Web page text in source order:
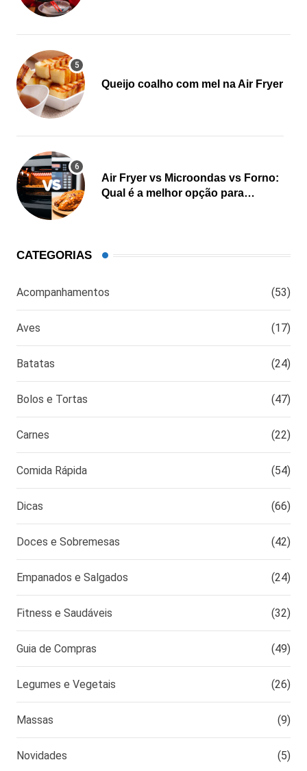
Queijo coalho com mel na Air Fryer
Air Fryer vs Microondas vs Forno:
Qual é a melhor opção para
CATEGORIAS
Acompanhamentos (53)
Aves (17)
Batatas (24)
Bolos e Tortas (47)
Carnes (22)
Comida Rápida (54)
Dicas (66)
Doces e Sobremesas (42)
Empanados e Salgados (24)
Fitness e Saudáveis (32)
Guia de Compras (49)
Legumes e Vegetais (26)
Massas (9)
Novidades (5)